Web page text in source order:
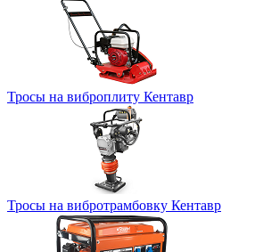
Тросы на виброплиту Кентавр
Тросы на вибротрамбовку Кентавр